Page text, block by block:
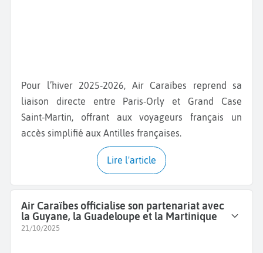
Pour l’hiver 2025‑2026, Air Caraïbes reprend sa
liaison directe entre Paris‑Orly et Grand Case
Saint‑Martin, offrant aux voyageurs français un
accès simplifié aux Antilles françaises.
Lire l'article
Air Caraïbes officialise son partenariat avec
la Guyane, la Guadeloupe et la Martinique
21/10/2025